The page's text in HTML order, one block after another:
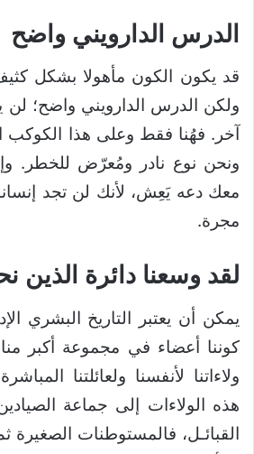
الدرس الدارويني واضح
قد يكون الكون مأهولا بشكل كثيف
ولكن الدرس الدارويني واضح؛
آخر. فهُنا فقط وعلى هذا الكوكب
ونحن نوع نادر ومُعرّض للخطر.
معك دعه يَعِش، لأنك لن تجد
مجرة.
لقد وسعنا دائرة الذين
يمكن أن يعتبر التاريخ البشري
كوننا أعضاء في مجموعة أكبر
ولاءاتنا لأنفسنا ولعائلتنا
هذه الولاءات إلى جماعة
القبائـل، فالمستوطنات الصغيرة